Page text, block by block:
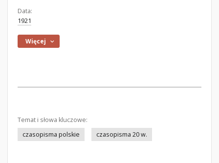
Data:
1921
Więcej
Temat i słowa kluczowe:
czasopisma polskie
czasopisma 20 w.